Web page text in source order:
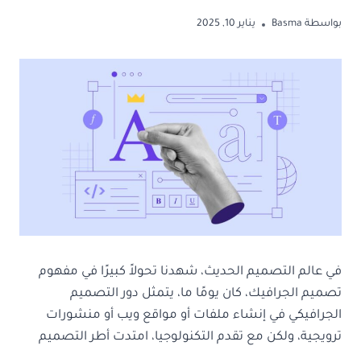
بواسطة Basma يناير 10, 2025
في عالم التصميم الحديث، شهدنا تحولاً كبيرًا في مفهوم
تصميم الجرافيك، كان يومًا ما، يتمثل دور التصميم
الجرافيكي في إنشاء ملفات أو مواقع ويب أو منشورات
ترويجية، ولكن مع تقدم التكنولوجيا، امتدت أطر التصميم